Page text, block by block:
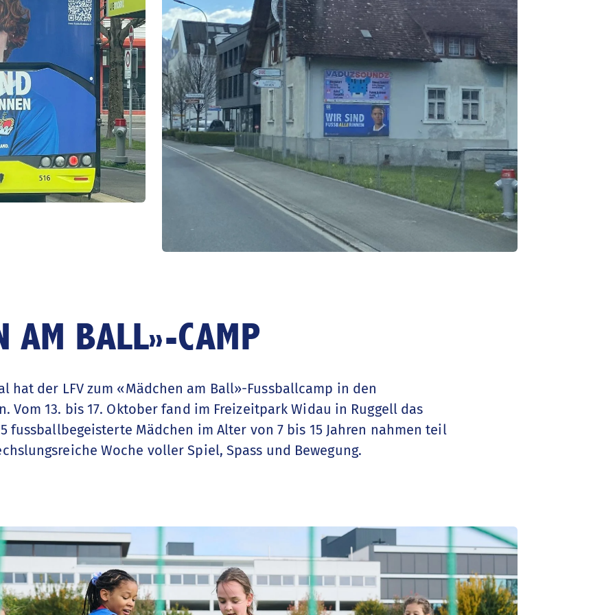
AM BALL»-CAMP
hat der LFV zum «Mädchen am Ball»-Fussballcamp in den
Vom 13. bis 17. Oktober fand im Freizeitpark Widau in Ruggell das
fussballbegeisterte Mädchen im Alter von 7 bis 15 Jahren nahmen teil
Woche voller Spiel, Spass und Bewegung.